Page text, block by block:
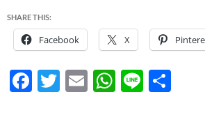
SHARE THIS:
Facebook X
F
T
E
W Li